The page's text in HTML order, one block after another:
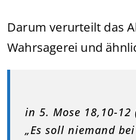
Darum verurteilt das
Wahrsagerei und
in 5. Mose 18,10-
„Es soll niemand